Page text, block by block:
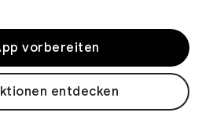
vorbereiten
entdecken